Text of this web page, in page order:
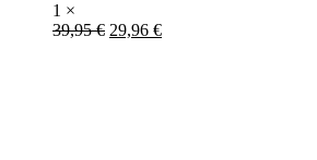
1 ×
39,95€ 29,96 €